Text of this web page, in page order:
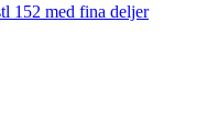
152 med fina deljer